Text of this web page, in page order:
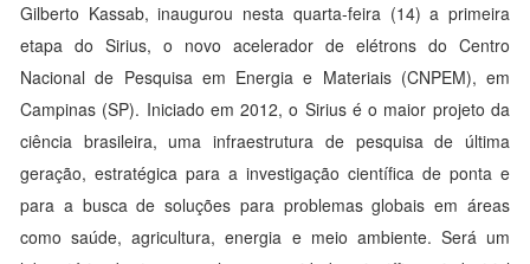
Gilberto Kassab, inaugurou nesta quarta-feira (14) a primeira
etapa do Sirius, o novo acelerador de elétrons do Centro
Nacional de Pesquisa em Energia e Materiais (CNPEM), em
Campinas (SP). Iniciado em 2012, o Sirius é o maior projeto da
ciência brasileira, uma infraestrutura de pesquisa de última
geração, estratégica para a investigação científica de ponta e
para a busca de soluções para problemas globais em áreas
como saúde, agricultura, energia e meio ambiente. Será um